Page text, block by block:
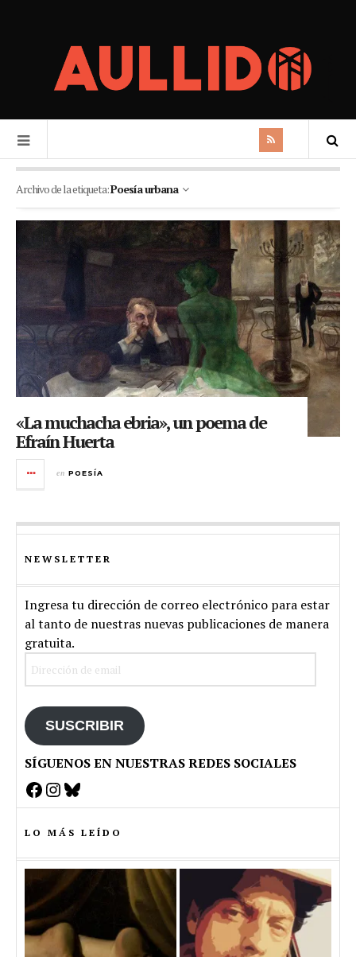
Archivo de la etiqueta:Poesía urbana
«La muchacha ebria», un poema de
Efraín Huerta
en POESÍA
NEWSLETTER
Ingresa tu dirección de correo electrónico para estar
al tanto de nuestras nuevas publicaciones de manera
gratuita.
SUSCRIBIR
SÍGUENOS EN NUESTRAS REDES SOCIALES
Facebook
Instagram
Bluesky
LO MÁS LEÍDO